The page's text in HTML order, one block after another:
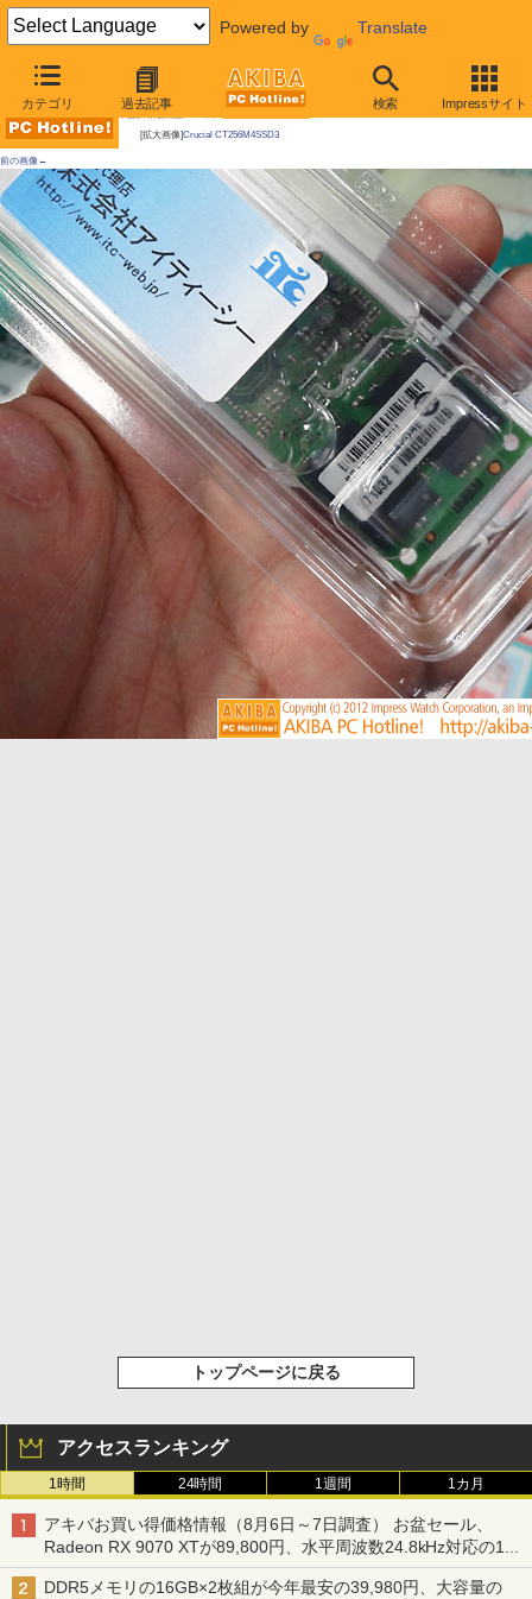
Powered by Translate
カテゴリ 過去記事 検索 Impressサイト
AKIBA PC Hotline!
[拡大画像]Crucial CT256M4SSD3
前の画像←
トップページに戻る
アクセスランキング
1時間 24時間 1週間 1カ月
アキバお買い得価格情報（8月6日～7日調査） お盆セール、
Radeon RX 9070 XTが89,800円、水平周波数24.8kHz対応の17
型モニターが9,801円、暑さ指数連動セール ほか
DDR5メモリの16GB×2枚組が今年最安の39,980円、大容量の